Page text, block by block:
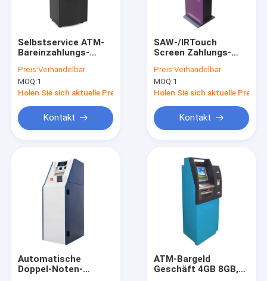
Werksbesichtigung
Neuigkeiten
Bitte um ein Angebot
Automaten-Kiosk
Selbstservice-Kiosk
Bareinzahlungs-Maschine
Selbstservice Positions-Kiosk
Selbstservice ATM-
Bareinzahlungs-
Bankwesen-Kiosk mit
17" LCD-mit
Berührungseingabe
Preis:Verhandelbar
MOQ:1
Holen Sie sich aktuelle Preis
Kontakt
SAW-/IRTouch
Screen Zahlungs-
Freien Accepter
Preis:Verhandelbar
MOQ:1
Holen Sie sich aktuelle Preis
Kontakt
Automatische
Doppel-Noten-
ATM-Bargeld
Geschäft 4GB 8GB,